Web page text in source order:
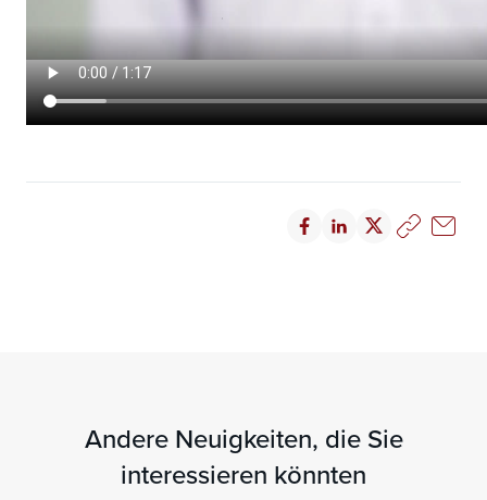
Andere Neuigkeiten, die Sie
interessieren könnten